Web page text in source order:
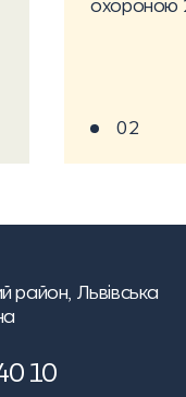
02
район, Львівська
10